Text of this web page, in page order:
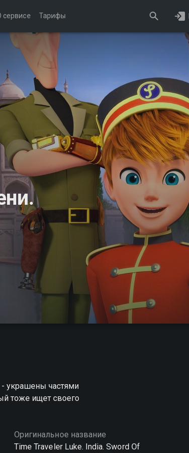
сервисе Тарифы
украшены частями
тоже ищет своего
Оригинальное название
Time Traveler Luke. India. Sword Of